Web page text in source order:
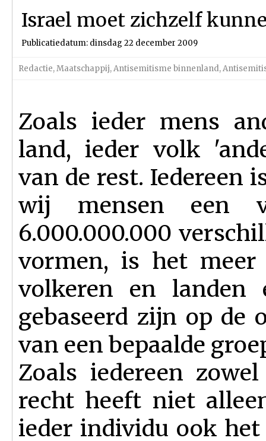
Israel moet zichzelf
Publicatiedatum: dinsdag 22 december 2009
Redactie,Maatschappij,Antisemitisme binnenland,
Zoals ieder mens
land, ieder volk
van de rest. Iedereen
wij mensen een
6.000.000.000
vormen, is het
volkeren en landen
gebaseerd zijn op de
van een bepaalde
Zoals iedereen
recht heeft niet
ieder individu ook